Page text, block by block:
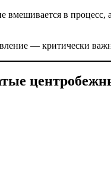
в процесс,
— критически